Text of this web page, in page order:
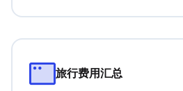
旅行费用汇总